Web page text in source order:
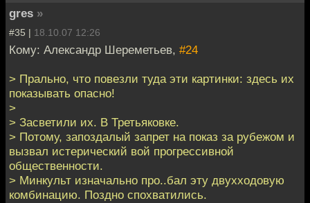
gres »
#35 | 18.10.07 12:26
Кому: Александр Шереметьев, #24
> Прально, что повезли туда эти картинки: здесь их
показывать опасно!
>
> Засветили их. В Третьяковке.
> Потому, запоздалый запрет на показ за рубежом и
вызвал истерический вой прогрессивной
общественности.
> Минкульт изначально про..бал эту двухходовую
комбинацию. Поздно спохватились.